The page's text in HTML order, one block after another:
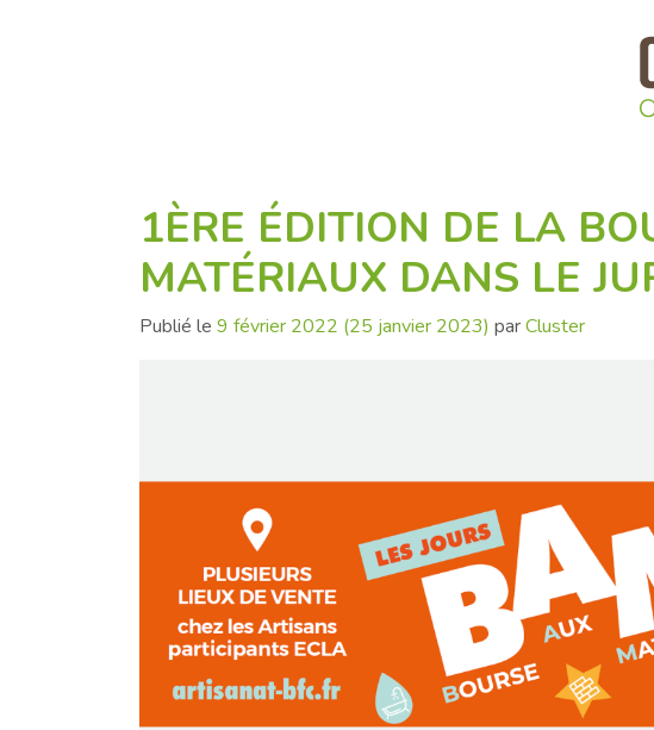
1ÈRE ÉDITION DE LA
MATÉRIAUX DANS LE
Publié le 9 février 2022 (25 janvier 2023) parCluster